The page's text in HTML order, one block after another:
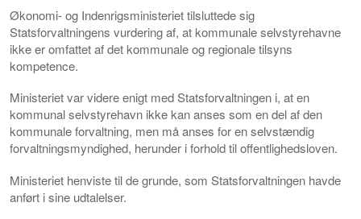
Økonomi- og Indenrigsministeriet tilsluttede sig
Statsforvaltningens vurdering af, at kommunale selvstyrehavne
ikke er omfattet af det kommunale og regionale tilsyns
kompetence.
Ministeriet var videre enigt med Statsforvaltningen i, at en
kommunal selvstyrehavn ikke kan anses som en del af den
kommunale forvaltning, men må anses for en selvstændig
forvaltningsmyndighed, herunder i forhold til offentlighedsloven.
Ministeriet henviste til de grunde, som Statsforvaltningen havde
anført i sine udtalelser.